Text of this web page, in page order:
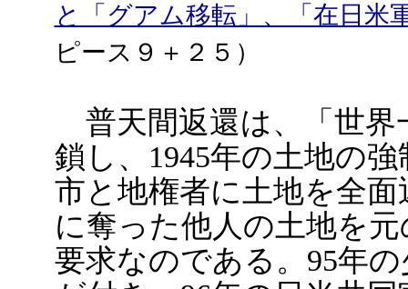
と「グアム移転」、「在日米
ピース９＋２５）
普天間返還は、「世界
鎖し、1945年の土地の
市と地権者に土地を全
に奪った他人の土地を
要求なのである。95年